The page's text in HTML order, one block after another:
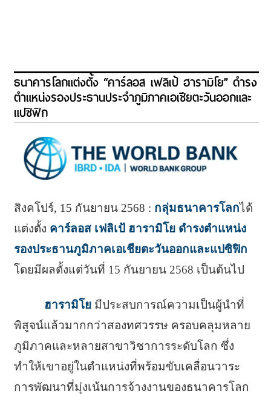
ธนาคารโลกแต่งตั้ง “คาร์ลอส เฟลิเป้ ฮารามิโย” ดำรง
ตำแหน่งรองประธานประจำภูมิภาคเอเชียตะวันออกและ
แปซิฟิก
สิงคโปร์, 15 กันยายน 2568 : กลุ่มธนาคารโลกได้
แต่งตั้ง คาร์ลอส เฟลิเป้ ฮารามิโย ดำรงตำแหน่ง
รองประธานภูมิภาคเอเชียตะวันออกและแปซิฟิก
โดยมีผลตั้งแต่วันที่ 15 กันยายน 2568 เป็นต้นไป
ฮารามิโยมีประสบการณ์ความเป็นผู้นำที่
พิสูจน์แล้วมากกว่าสองทศวรรษ ครอบคลุมหลาย
ภูมิภาคและหลายสาขาวิชาการระดับโลก ซึ่ง
ทำให้เขาอยู่ในตำแหน่งที่พร้อมขับเคลื่อนวาระ
การพัฒนาที่มุ่งเน้นการจ้างงานของธนาคารโลก